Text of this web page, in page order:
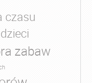
czasu
zabaw